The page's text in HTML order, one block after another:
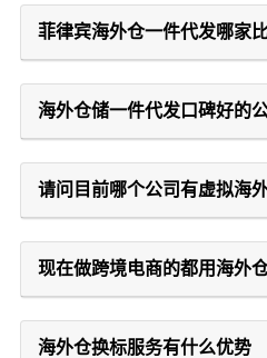
菲律宾海外仓一件代发哪家
海外仓储一件代发口碑好的
请问目前哪个公司有虚拟海
现在做跨境电商的都用海外
海外仓换标服务有什么优势